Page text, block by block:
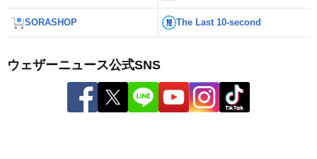
SORASHOP The Last 10-second
ウェザーニュース公式SNS